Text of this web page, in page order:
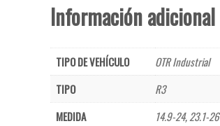
Información adicional
TIPO DE VEHÍCULO
OTR Industrial
TIPO
R3
MEDIDA
14.9-24,23.1-26